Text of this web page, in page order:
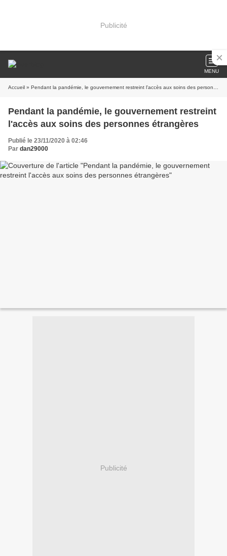
Publicité
MENU
Accueil » Pendant la pandémie, le gouvernement restreint l'accès aux soins des personnes étrangères
Pendant la pandémie, le gouvernement restreint
l'accès aux soins des personnes étrangères
Publié le 23/11/2020 à 02:46
Par dan29000
Publicité